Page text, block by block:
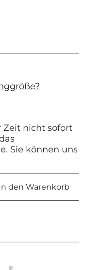
Zeit nicht sofort
Sie können uns
den Warenkorb